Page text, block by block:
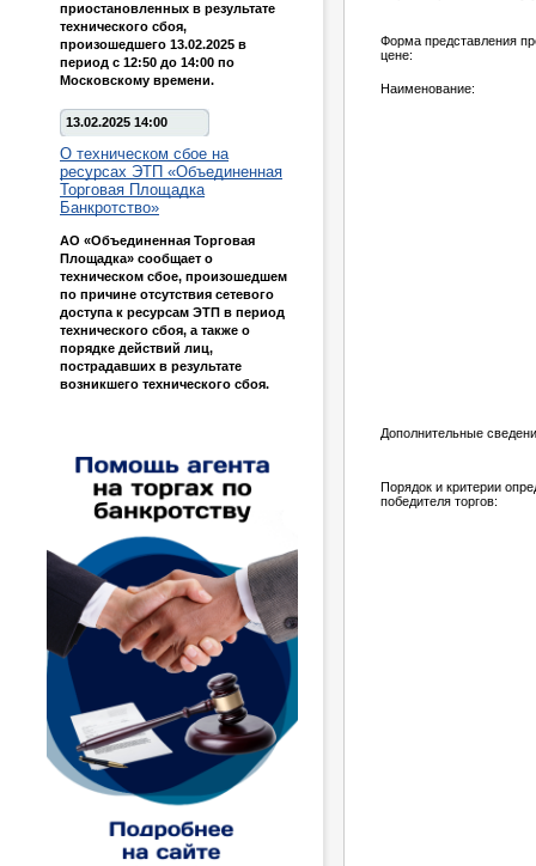
приостановленных в результате
технического сбоя,
произошедшего 13.02.2025 в
период с 12:50 до 14:00 по
Московскому времени.
13.02.2025 14:00
О техническом сбое на
ресурсах ЭТП «Объединенная
Торговая Площадка
Банкротство»
АО «Объединенная Торговая
Площадка» сообщает о
техническом сбое, произошедшем
по причине отсутствия сетевого
доступа к ресурсам ЭТП в период
технического сбоя, а также о
порядке действий лиц,
пострадавших в результате
возникшего технического сбоя.
Форма представления
цене:
Наименование:
Дополнительные
Порядок и критерии
победителя торгов: